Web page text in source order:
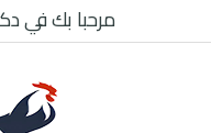
to
to
مرحبا بك في